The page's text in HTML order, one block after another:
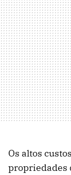
Os altos
propriedades